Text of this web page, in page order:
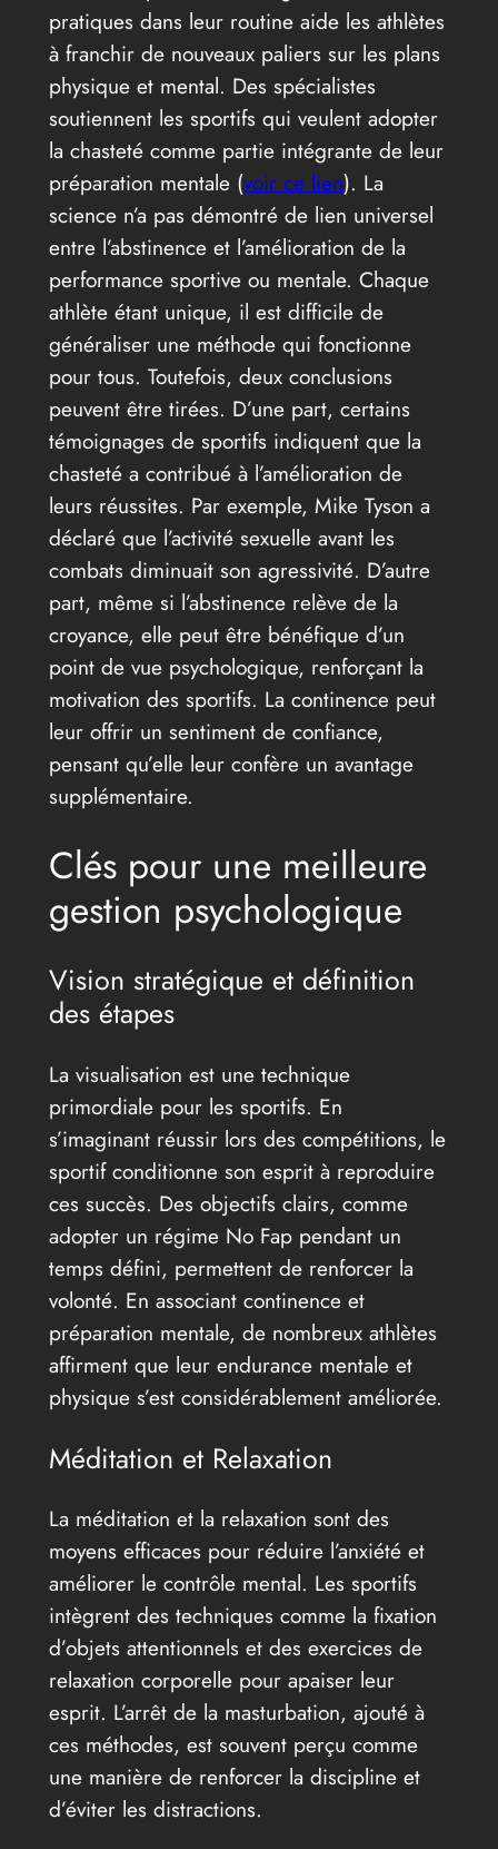
pratiques dans leur routine aide les athlètes
à franchir de nouveaux paliers sur les plans
physique et mental. Des spécialistes
soutiennent les sportifs qui veulent adopter
la chasteté comme partie intégrante de leur
préparation mentale (voir ce lien). La
science n’a pas démontré de lien universel
entre l’abstinence et l’amélioration de la
performance sportive ou mentale. Chaque
athlète étant unique, il est difficile de
généraliser une méthode qui fonctionne
pour tous. Toutefois, deux conclusions
peuvent être tirées. D’une part, certains
témoignages de sportifs indiquent que la
chasteté a contribué à l’amélioration de
leurs réussites. Par exemple, Mike Tyson a
déclaré que l’activité sexuelle avant les
combats diminuait son agressivité. D’autre
part, même si l’abstinence relève de la
croyance, elle peut être bénéfique d’un
point de vue psychologique, renforçant la
motivation des sportifs. La continence peut
leur offrir un sentiment de confiance,
pensant qu’elle leur confère un avantage
supplémentaire.
Clés pour une meilleure
gestion psychologique
Vision stratégique et définition
des étapes
La visualisation est une technique
primordiale pour les sportifs. En
s’imaginant réussir lors des compétitions, le
sportif conditionne son esprit à reproduire
ces succès. Des objectifs clairs, comme
adopter un régime No Fap pendant un
temps défini, permettent de renforcer la
volonté. En associant continence et
préparation mentale, de nombreux athlètes
affirment que leur endurance mentale et
physique s’est considérablement améliorée.
Méditation et Relaxation
La méditation et la relaxation sont des
moyens efficaces pour réduire l’anxiété et
améliorer le contrôle mental. Les sportifs
intègrent des techniques comme la fixation
d’objets attentionnels et des exercices de
relaxation corporelle pour apaiser leur
esprit. L’arrêt de la masturbation, ajouté à
ces méthodes, est souvent perçu comme
une manière de renforcer la discipline et
d’éviter les distractions.